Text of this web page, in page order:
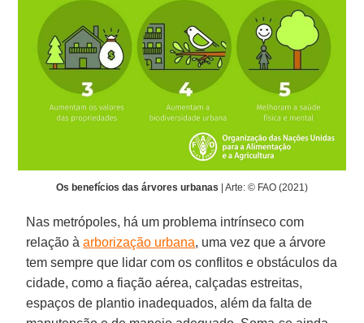
Os benefícios das árvores urbanas | Arte: © FAO (2021)
Nas metrópoles, há um problema intrínseco com
relação àarborização urbana, uma vez que a árvore
tem sempre que lidar com os conflitos e obstáculos da
cidade, como a fiação aérea, calçadas estreitas,
espaços de plantio inadequados, além da falta de